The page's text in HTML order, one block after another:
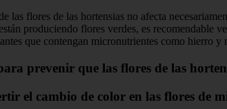
las flores de las hortensias no afecta
produciendo flores verdes, es recomendable
que contengan micronutrientes como hierro
prevenir que las flores de las
el cambio de color en las flores de